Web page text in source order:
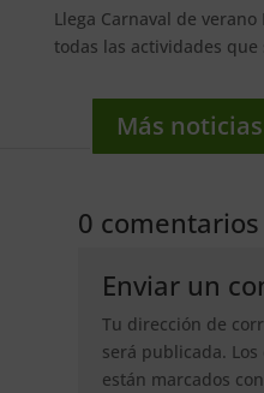
Llega Carnaval de
todas las actividades
Más
0 comentarios
Enviar un
Tu dirección de
será publicada.
están marcados con